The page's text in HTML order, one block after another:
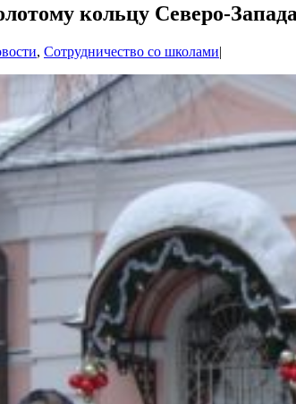
кольцу Северо-
, Сотрудничество со школами|